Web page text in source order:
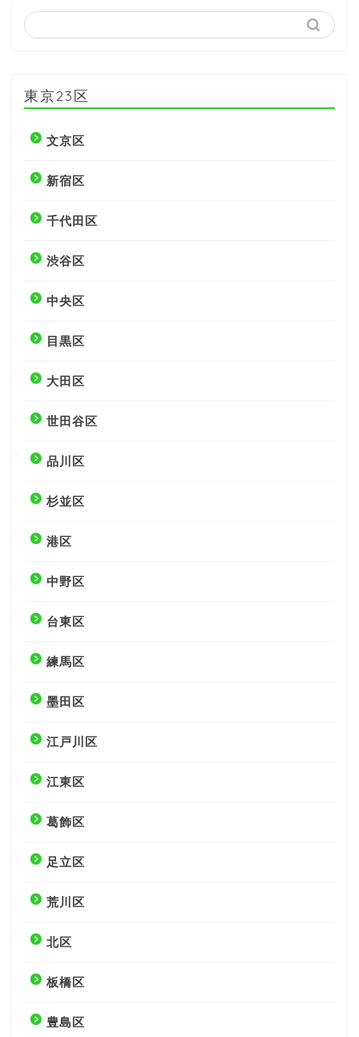
東京23区
文京区
新宿区
千代田区
渋谷区
中央区
目黒区
大田区
世田谷区
品川区
杉並区
港区
中野区
台東区
練馬区
墨田区
江戸川区
江東区
葛飾区
足立区
荒川区
北区
板橋区
豊島区